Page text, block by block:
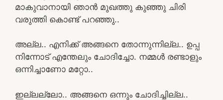
മാകുവാനായി ഞാൻ മുഖത്തു കുഞ്ഞു ചിരി
വരുത്തി കൊണ്ട് പറഞ്ഞു..
അല്ല.. എനിക്ക് അങ്ങനെ തോന്നുന്നില്ല.. ഉപ്പ
നിന്നോട് എന്തേലും ചോദിച്ചോ. നമ്മൾ രണ്ടാളും
ഒന്നിച്ചാണോ മറ്റോ..
ഇല്ലല്ലോ.. അങ്ങനെ ഒന്നും ചോദിച്ചില്ല..